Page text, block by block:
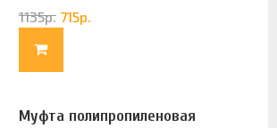
1135р. 715р.
Муфта полипропиленовая